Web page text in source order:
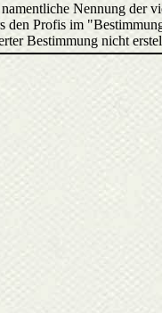
Nennung der
den Profis im
Bestimmung nicht